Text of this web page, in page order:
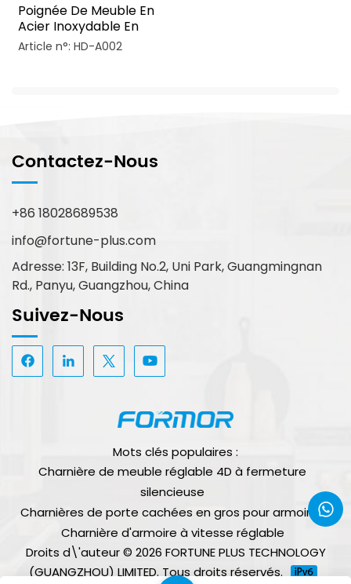
Poignée De Meuble En
Acier Inoxydable En
Forme De T
Article n°: HD-A002
Contactez-Nous
+86 18028689538
info@fortune-plus.com
Adresse: 13F, Building No.2, Uni Park, Guangmingnan
Rd., Panyu, Guangzhou, China
Suivez-Nous
Mots clés populaires :
Charnière de meuble réglable 4D à fermeture
silencieuse
Charnières de porte cachées en gros pour armoires
Charnière d'armoire à vitesse réglable
Droits d\'auteur © 2026 FORTUNE PLUS TECHNOLOGY
(GUANGZHOU) LIMITED. Tous droits réservés.